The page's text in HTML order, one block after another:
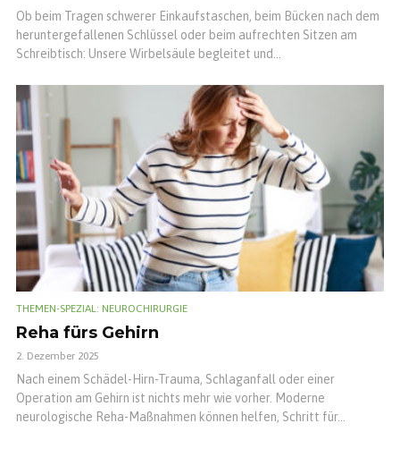
Ob beim Tragen schwerer Einkaufstaschen, beim Bücken nach dem
heruntergefallenen Schlüssel oder beim aufrechten Sitzen am
Schreibtisch: Unsere Wirbelsäule begleitet und...
THEMEN-SPEZIAL: NEUROCHIRURGIE
Reha fürs Gehirn
2. Dezember 2025
Nach einem Schädel-Hirn-Trauma, Schlaganfall oder einer
Operation am Gehirn ist nichts mehr wie vorher. Moderne
neurologische Reha-Maßnahmen können helfen, Schritt für...